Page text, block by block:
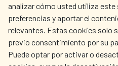
analizar cómo usted utiliza este
preferencias y aportar el
relevantes. Estas cookies solo
previo consentimiento por su
Puede optar por activar o
OUR SOCIAL MEDIA